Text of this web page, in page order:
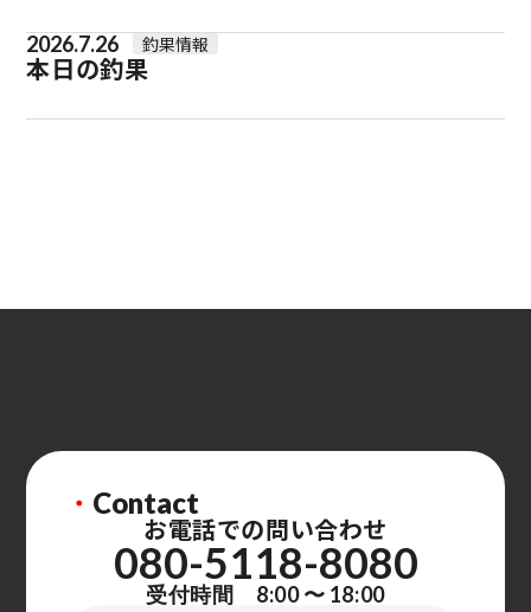
2026.7.26 釣果情報
本日の釣果
・ Contact
お電話での問い合わせ
080-5118-8080
受付時間 8:00 〜 18:00